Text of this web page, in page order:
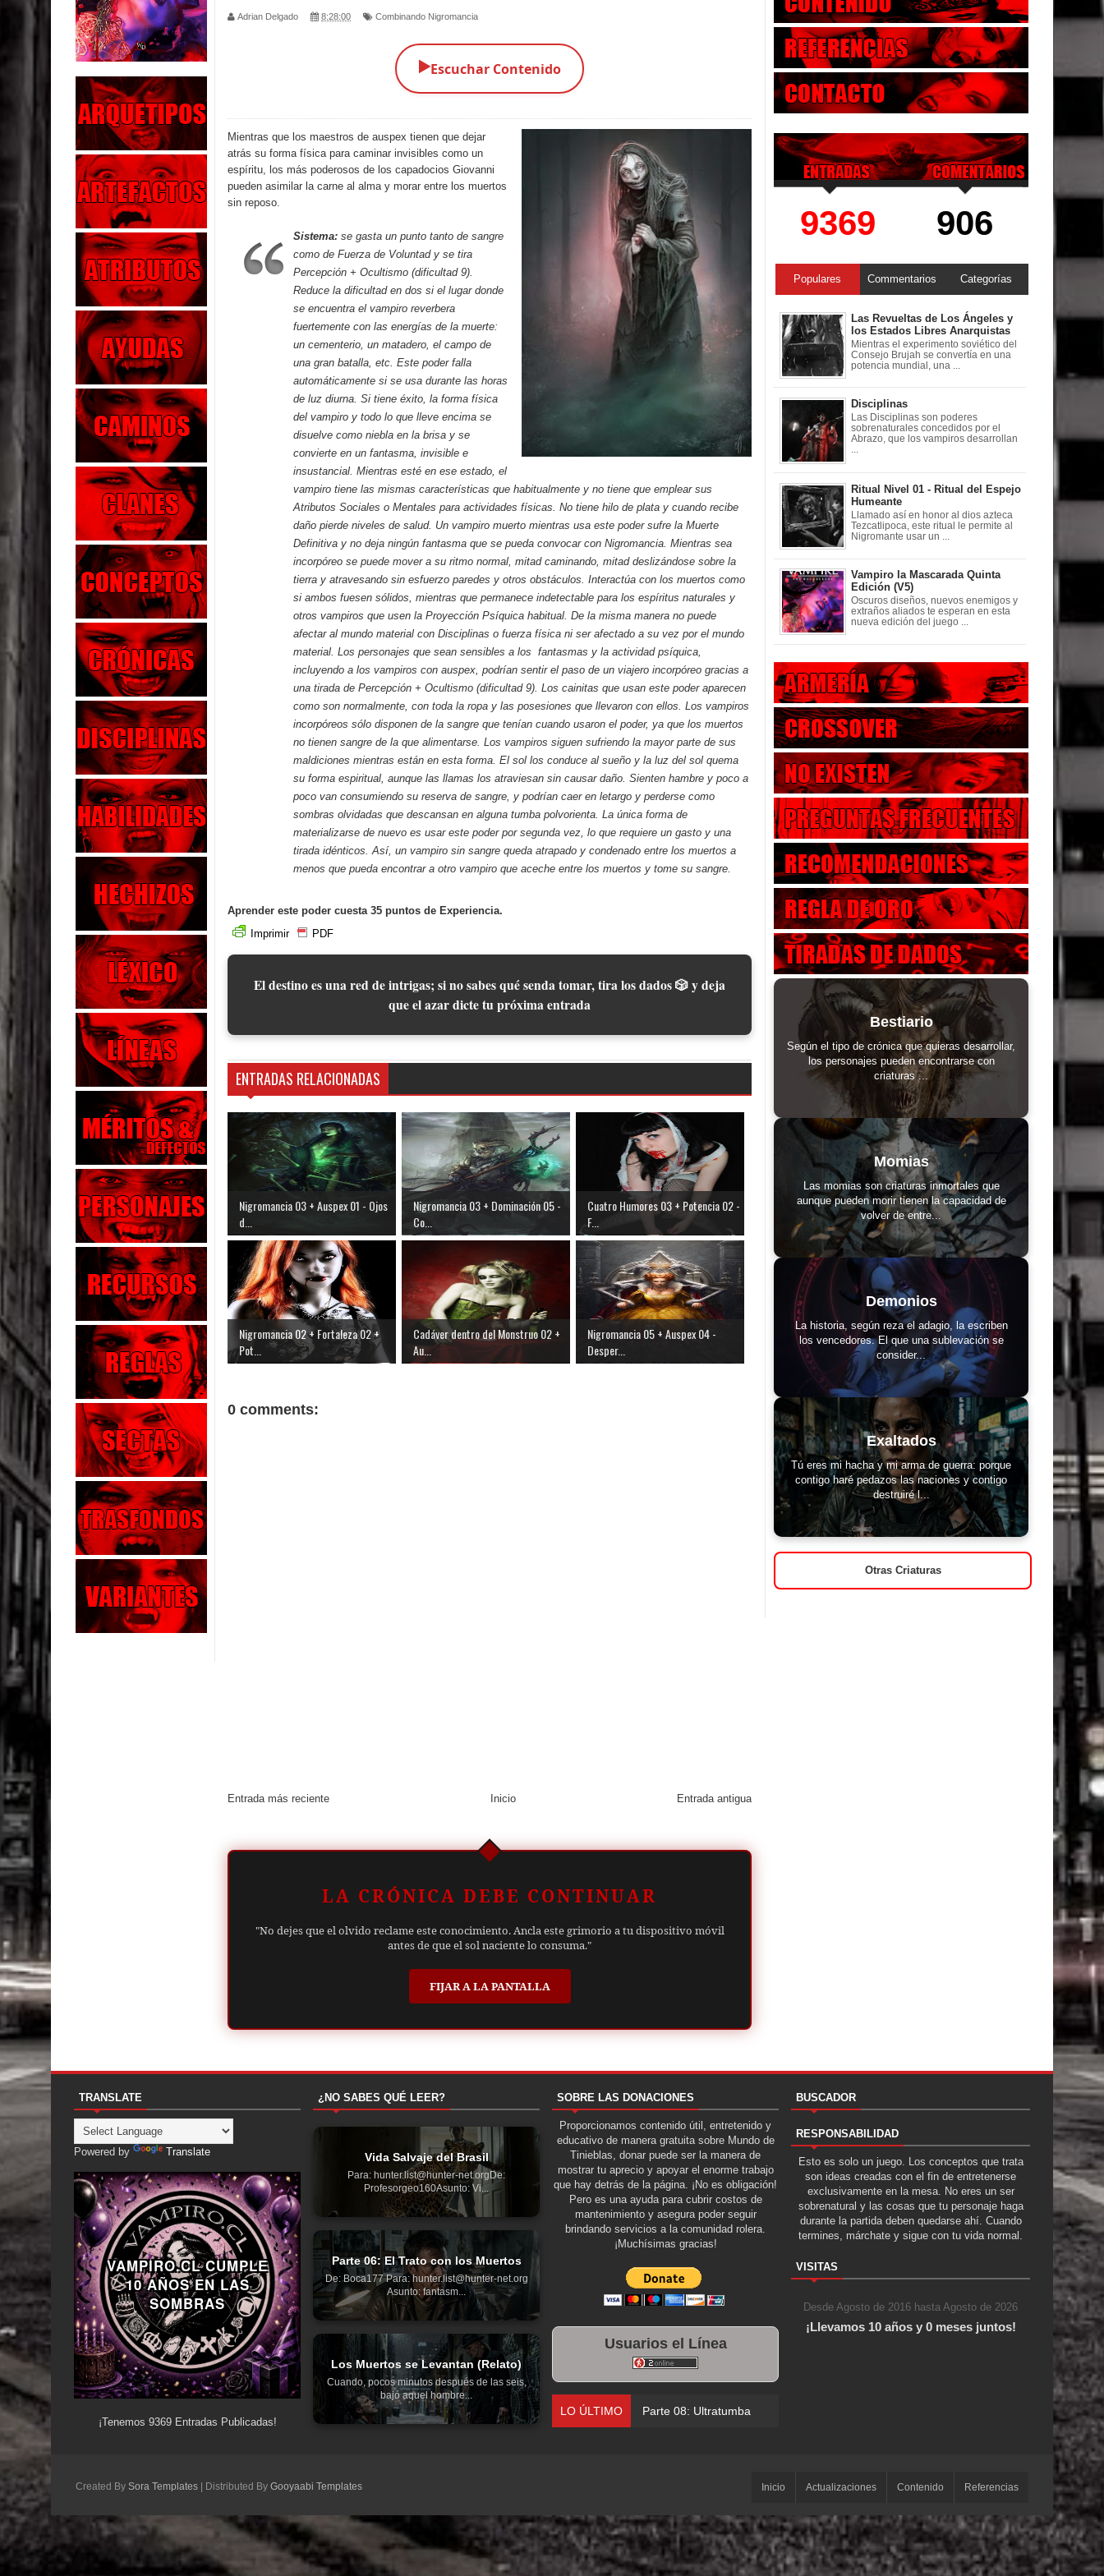
Parte 04: Oídos Sordos
Parte 03: La Traición
Parte 02: Vuelve el Hijo Prodigo
Parte 01: El Comienzo
Parte 01: El Enemigo Interior
Exaltados y Muertos Vivientes
Los Muertos se Levantan (Relato)
Los Monstruos más Buscados
Parte 09: Los Muertos Cuentan Cuentos
Adrian Delgado 8:28:00 Combinando Nigromancia
▶️Escuchar Contenido
Mientras que los maestros de auspex tienen que dejar
atrás su forma física para caminar invisibles como un
espíritu, los más poderosos de los capadocios Giovanni
pueden asimilar la carne al alma y morar entre los muertos
sin reposo.
Sistema: se gasta un punto tanto de sangre
como de Fuerza de Voluntad y se tira
Percepción + Ocultismo (dificultad 9).
Reduce la dificultad en dos si el lugar donde
se encuentra el vampiro reverbera
fuertemente con las energías de la muerte:
un cementerio, un matadero, el campo de
una gran batalla, etc. Este poder falla
automáticamente si se usa durante las horas
de luz diurna. Si tiene éxito, la forma física
del vampiro y todo lo que lleve encima se
disuelve como niebla en la brisa y se
convierte en un fantasma, invisible e
insustancial. Mientras esté en ese estado, el
vampiro tiene las mismas características que habitualmente y no tiene que emplear sus
Atributos Sociales o Mentales para actividades físicas. No tiene hilo de plata y cuando recibe
daño pierde niveles de salud. Un vampiro muerto mientras usa este poder sufre la Muerte
Definitiva y no deja ningún fantasma que se pueda convocar con Nigromancia. Mientras sea
incorpóreo se puede mover a su ritmo normal, mitad caminando, mitad deslizándose sobre la
tierra y atravesando sin esfuerzo paredes y otros obstáculos. Interactúa con los muertos como
si ambos fuesen sólidos, mientras que permanece indetectable para los espíritus naturales y
otros vampiros que usen la Proyección Psíquica habitual. De la misma manera no puede
afectar al mundo material con Disciplinas o fuerza física ni ser afectado a su vez por el mundo
material. Los personajes que sean sensibles a los fantasmas y la actividad psíquica,
incluyendo a los vampiros con auspex, podrían sentir el paso de un viajero incorpóreo gracias a
una tirada de Percepción + Ocultismo (dificultad 9). Los cainitas que usan este poder aparecen
como son normalmente, con toda la ropa y las posesiones que llevaron con ellos. Los vampiros
incorpóreos sólo disponen de la sangre que tenían cuando usaron el poder, ya que los muertos
no tienen sangre de la que alimentarse. Los vampiros siguen sufriendo la mayor parte de sus
maldiciones mientras están en esta forma. El sol los conduce al sueño y la luz del sol quema
su forma espiritual, aunque las llamas los atraviesan sin causar daño. Sienten hambre y poco a
poco van consumiendo su reserva de sangre, y podrían caer en letargo y perderse como
sombras olvidadas que descansan en alguna tumba polvorienta. La única forma de
materializarse de nuevo es usar este poder por segunda vez, lo que requiere un gasto y una
tirada idénticos. Así, un vampiro sin sangre queda atrapado y condenado entre los muertos a
menos que pueda encontrar a otro vampiro que aceche entre los muertos y tome su sangre.
Aprender este poder cuesta 35 puntos de Experiencia.
Imprimir
PDF
El destino es una red de intrigas; si no sabes qué senda tomar, tira los dados 🎲 y deja
que el azar dicte tu próxima entrada
ENTRADAS RELACIONADAS
Nigromancia 03 + Auspex 01 - Ojos
d...
Nigromancia 03 + Dominación 05 -
Co...
Cuatro Humores 03 + Potencia 02 -
F...
Nigromancia 02 + Fortaleza 02 +
Pot...
Cadáver dentro del Monstruo 02 +
Au...
Nigromancia 05 + Auspex 04 -
Desper...
0 comments:
Entrada más reciente Entrada antigua
Inicio
LA CRÓNICA DEBE CONTINUAR
"No dejes que el olvido reclame este conocimiento. Ancla este grimorio a tu dispositivo móvil
antes de que el sol naciente lo consuma."
FIJAR A LA PANTALLA
9369 906
Populares Commentarios Categorías
Las Revueltas de Los Ángeles y
los Estados Libres Anarquistas
Mientras el experimento soviético del
Consejo Brujah se convertía en una
potencia mundial, una ...
Disciplinas
Las Disciplinas son poderes
sobrenaturales concedidos por el
Abrazo, que los vampiros desarrollan
Ritual Nivel 01 - Ritual del Espejo
Humeante
Llamado así en honor al dios azteca
Tezcatlipoca, este ritual le permite al
Nigromante usar un ...
Vampiro la Mascarada Quinta
Edición (V5)
Oscuros diseños, nuevos enemigos y
extraños aliados te esperan en esta
nueva edición del juego ...
Bestiario
Según el tipo de crónica que quieras desarrollar,
los personajes pueden encontrarse con
criaturas ...
Momias
Las momias son criaturas inmortales que
aunque pueden morir tienen la capacidad de
volver de entre...
Demonios
La historia, según reza el adagio, la escriben
los vencedores. El que una sublevación se
consider...
Exaltados
Tú eres mi hacha y mi arma de guerra: porque
contigo haré pedazos las naciones y contigo
destruiré l...
Otras Criaturas
TRANSLATE
Powered by Translate
VAMPIRO.CL CUMPLE
10 AÑOS EN LAS
SOMBRAS
¡Tenemos 9369Entradas Publicadas!
¿NO SABES QUÉ LEER?
Vida Salvaje del Brasil
Para: hunter.list@hunter-net.orgDe:
Profesorgeo160Asunto: Vi...
Parte 06: El Trato con los Muertos
De: Boca177 Para: hunter.list@hunter-net.org
Asunto: fantasm...
Los Muertos se Levantan (Relato)
Cuando, pocos minutos después de las seis,
bajó aquel hombre...
SOBRE LAS DONACIONES
Proporcionamos contenido útil, entretenido y
educativo de manera gratuita sobre Mundo de
Tinieblas, donar puede ser la manera de
mostrar tu aprecio y apoyar el enorme trabajo
que hay detrás de la página. ¡No es obligación!
Pero es una ayuda para cubrir costos de
mantenimiento y asegura poder seguir
brindando servicios a la comunidad rolera.
¡Muchísimas gracias!
Usuarios el Línea
LO ÚLTIMO Parte 08: Ultratumba
BUSCADOR
RESPONSABILIDAD
Esto es solo un juego. Los conceptos que trata
son ideas creadas con el fin de entretenerse
exclusivamente en la mesa. No eres un ser
sobrenatural y las cosas que tu personaje haga
durante la partida deben quedarse ahí. Cuando
termines, márchate y sigue con tu vida normal.
VISITAS
Desde Agosto de 2016 hasta Agosto de 2026
¡Llevamos 10 años y 0 meses juntos!
Created By Sora Templates | Distributed By Gooyaabi Templates Inicio Actualizaciones Contenido Referencias